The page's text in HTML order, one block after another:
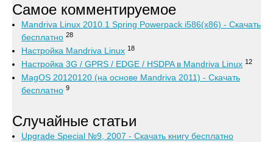
Самое комментируемое
Mandriva Linux 2010.1 Spring Powerpack i586(x86) - Скачать
бесплатно 28
Настройка Mandriva Linux 18
Настройка 3G / GPRS / EDGE / HSDPA в Mandriva Linux 12
MagOS 20120120 (на основе Mandriva 2011) - Скачать
бесплатно 9
Случайные статьи
Upgrade Special №9, 2007 - Скачать книгу бесплатно